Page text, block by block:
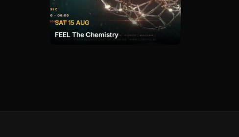
SAT 15 AUG
FEEL The Chemistry